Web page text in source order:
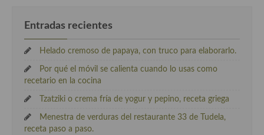
Entradas recientes
Helado cremoso de papaya, con truco para elaborarlo.
Por qué el móvil se calienta cuando lo usas como
recetario en la cocina
Tzatziki o crema fría de yogur y pepino, receta griega
Menestra de verduras del restaurante 33 de Tudela,
receta paso a paso.